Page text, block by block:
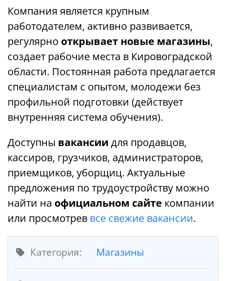
Компания является крупным
работодателем, активно развивается,
регулярно открывает новые магазины,
создает рабочие места в Кировоградской
области. Постоянная работа предлагается
специалистам с опытом, молодежи без
профильной подготовки (действует
внутренняя система обучения).
Доступны вакансии для продавцов,
кассиров, грузчиков, администраторов,
приемщиков, уборщиц. Актуальные
предложения по трудоустройству можно
найти на официальном сайте компании
или просмотрев все свежие вакансии.
Категория: Магазины